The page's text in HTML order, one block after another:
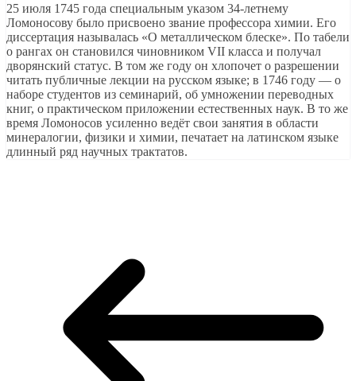
25 июля 1745 года специальным указом 34-летнему
Ломоносову было присвоено звание профессора химии. Его
диссертация называлась «О металлическом блеске». По табели
о рангах он становился чиновником VII класса и получал
дворянский статус. В том же году он хлопочет о разрешении
читать публичные лекции на русском языке; в 1746 году — о
наборе студентов из семинарий, об умножении переводных
книг, о практическом приложении естественных наук. В то же
время Ломоносов усиленно ведёт свои занятия в области
минералогии, физики и химии, печатает на латинском языке
длинный ряд научных трактатов.